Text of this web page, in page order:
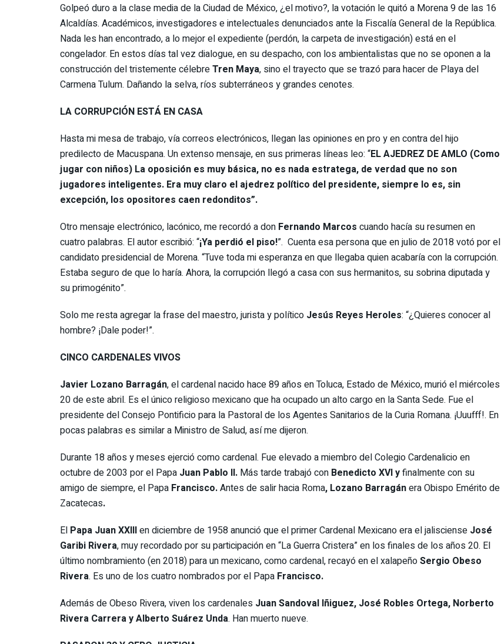
Golpeó duro a la clase media de la Ciudad de México, ¿el motivo?, la votación le quitó a Morena 9 de las 16
Alcaldías. Académicos, investigadores e intelectuales denunciados ante la Fiscalía General de la República.
Nada les han encontrado, a lo mejor el expediente (perdón, la carpeta de investigación) está en el
congelador. En estos días tal vez dialogue, en su despacho, con los ambientalistas que no se oponen a la
construcción del tristemente célebreTren Maya, sino el trayecto que se trazó para hacer de Playa del
Carmena Tulum. Dañando la selva, ríos subterráneos y grandes cenotes.
LA CORRUPCIÓN ESTÁ EN CASA
Hasta mi mesa de trabajo, vía correos electrónicos, llegan las opiniones en pro y en contra del hijo
predilecto de Macuspana. Un extenso mensaje, en sus primeras líneas leo: “EL AJEDREZ DE AMLO (Como
jugar con niños) La oposición es muy básica, no es nada estratega, de verdad que no son
jugadores inteligentes. Era muy claro el ajedrez político del presidente, siempre lo es, sin
excepción, los opositores caen redonditos”.
Otro mensaje electrónico, lacónico, me recordó a don Fernando Marcos cuando hacía su resumen en
cuatro palabras. El autor escribió: “¡Ya perdió el piso!”. Cuenta esa persona que en julio de 2018 votó por el
candidato presidencial de Morena. “Tuve toda mi esperanza en que llegaba quien acabaría con la corrupción.
Estaba seguro de que lo haría. Ahora, la corrupción llegó a casa con sus hermanitos, su sobrina diputada y
su primogénito”.
Solo me resta agregar la frase del maestro, jurista y político Jesús Reyes Heroles: “¿Quieres conocer al
hombre? ¡Dale poder!”.
CINCO CARDENALES VIVOS
Javier Lozano Barragán, el cardenal nacido hace 89 años en Toluca, Estado de México, murió el miércoles
20 de este abril. Es el único religioso mexicano que ha ocupado un alto cargo en la Santa Sede. Fue el
presidente del Consejo Pontificio para la Pastoral de los Agentes Sanitarios de la Curia Romana. ¡Uuufff!. En
pocas palabras es similar a Ministro de Salud, así me dijeron.
Durante 18 años y meses ejerció como cardenal. Fue elevado a miembro del Colegio Cardenalicio en
octubre de 2003 por el Papa Juan Pablo II. Más tarde trabajó con Benedicto XVI yfinalmente con su
amigo de siempre, el Papa Francisco.Antes de salir hacia Roma, Lozano Barragánera Obispo Emérito de
Zacatecas.
El Papa Juan XXIIIen diciembre de 1958 anunció que el primer Cardenal Mexicano era el jalisciense José
Garibi Rivera, muy recordado por su participación en “La Guerra Cristera” en los finales de los años 20. El
último nombramiento (en 2018) para un mexicano, como cardenal, recayó en el xalapeñoSergio Obeso
Rivera. Es uno de los cuatro nombrados por el Papa Francisco.
Además de Obeso Rivera, viven los cardenales Juan Sandoval Iñiguez, José Robles Ortega, Norberto
Rivera Carrera y Alberto Suárez Unda. Han muerto nueve.